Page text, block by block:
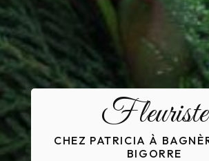
Fleuriste
CHEZ PATRICIA À
BIGORRE